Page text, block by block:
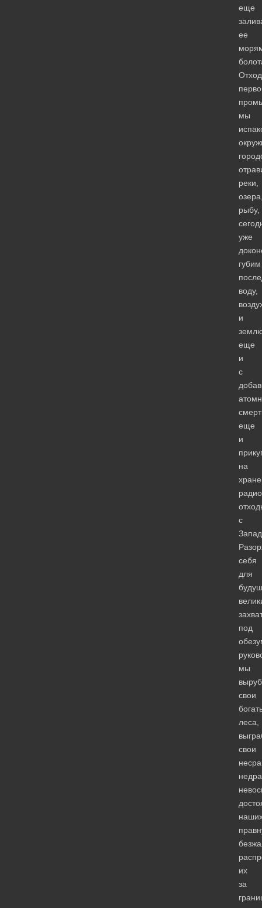
еще
ее
мы
реки,
рыбу,
уже
губим
воду,
и
еще
и
с
еще
и
на
с
себя
для
под
мы
свои
леса,
свои
их
за